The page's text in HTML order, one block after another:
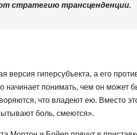
стратегию трансценденции.
версия гиперсубъекта, а его
начинает понимать, чем он может
что владеют ею. Вместо
боль, смеются».